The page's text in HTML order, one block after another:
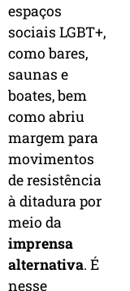
espaços
sociais LGBT+,
como bares,
saunas e
boates, bem
como abriu
margem para
movimentos
de resistência
à ditadura por
meio da
imprensa
alternativa. É
nesse